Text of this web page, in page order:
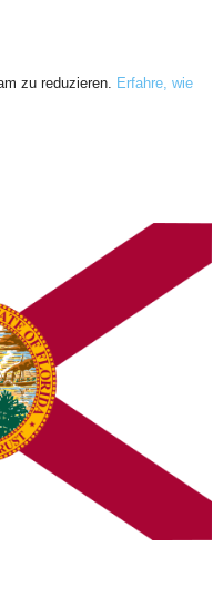
zu reduzieren.
Erfahre, wie